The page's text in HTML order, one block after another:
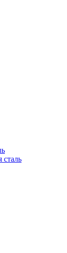
сталь